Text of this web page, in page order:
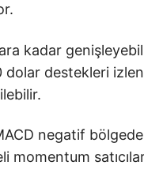
kadar
dolar destekleri
negatif bölgede
momentum